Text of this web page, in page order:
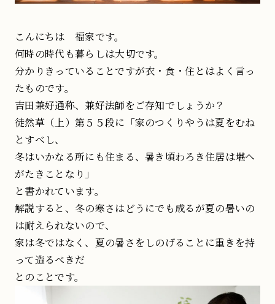
こんにちは 福家です。
何時の時代も暮らしは大切です。
分かりきっていることですが衣・食・住とはよく言っ
たものです。
吉田兼好通称、兼好法師をご存知でしょうか？
徒然草（上）第５５段に「家のつくりやうは夏をむね
とすべし、
冬はいかなる所にも住まる、暑き頃わろき住居は堪へ
がたきことなり」
と書かれています。
解説すると、冬の寒さはどうにでも成るが夏の暑いの
は耐えられないので、
家は冬ではなく、夏の暑さをしのげることに重きを持
って造るべきだ
とのことです。